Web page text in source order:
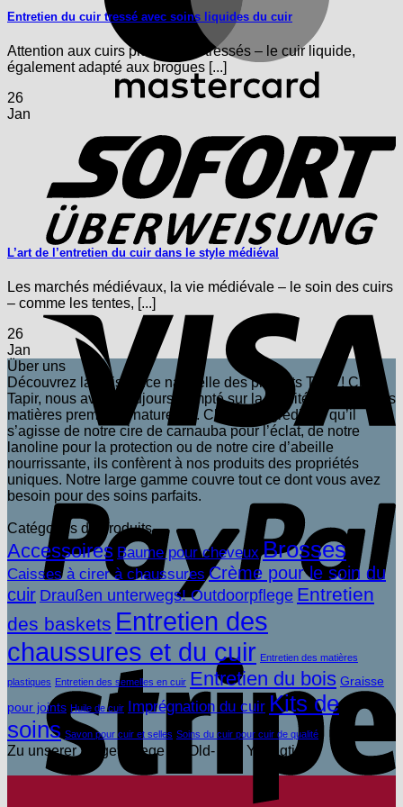
Entretien du cuir tressé avec soins liquides du cuir
Attention aux cuirs plus fins ou tressés – le cuir liquide,
également adapté aux brogues [...]
26
Jan
L’art de l’entretien du cuir dans le style médiéval
Les marchés médiévaux, la vie médiévale – le soin des cuirs
– comme les tentes, [...]
26
Jan
Über uns
Découvrez la puissance naturelle des produits Tapir ! Chez
Tapir, nous avons toujours compté sur la qualité inégalée des
matières premières naturelles. Chaque ingrédient, qu’il
s’agisse de notre cire de carnauba pour l’éclat, de notre
lanoline pour la protection ou de notre cire d’abeille
nourrissante, ils confèrent à nos produits des propriétés
uniques. Notre large gamme couvre tout ce dont vous avez
besoin pour des soins parfaits.
Catégories de produits
Accessoires Baume pour cheveux Brosses
Caisses à cirer à chaussures Crème pour le soin du
cuir Draußen unterwegs! Outdoorpflege Entretien
des baskets Entretien des
chaussures et du cuir Entretien des matières
plastiques Entretien des semelles en cuir Entretien du bois Graisse
pour joints Huile de cuir Imprégnation du cuir Kits de
soins Savon pour cuir et selles Soins du cuir pour cuir de qualité
Zu unserer Wagenpflege für Old- und Youngtimer